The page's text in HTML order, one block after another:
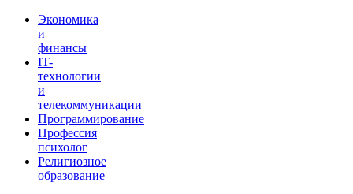
Экономика
и
финансы
IT-
технологии
и
телекоммуникации
Программирование
Профессия
психолог
Религиозное
образование